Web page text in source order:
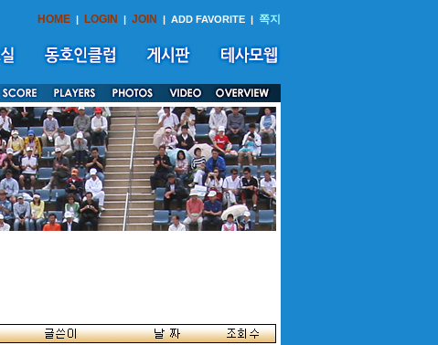
HOME | LOGIN | JOIN | ADD FAVORITE | 쪽지